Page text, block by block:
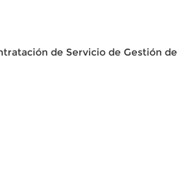
de Servicio de Gestión